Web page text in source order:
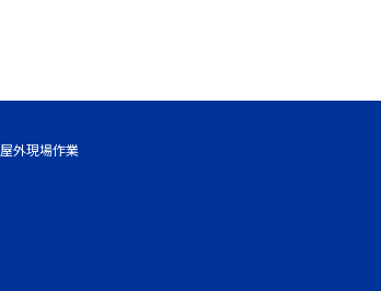
屋外現場作業